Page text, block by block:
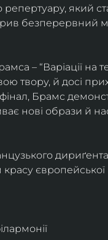
який
безперервний
– “Варіації на
твору, й досі
Брамс
нові образи й